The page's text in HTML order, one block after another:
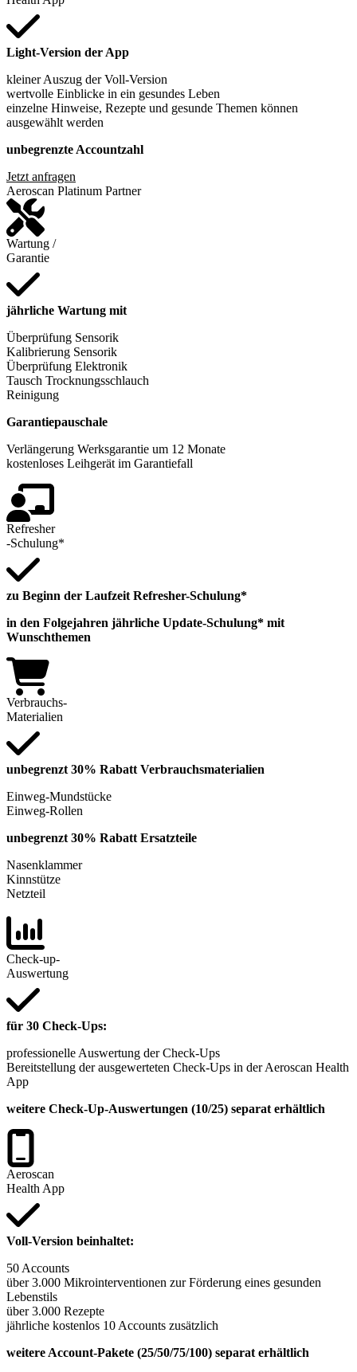
Light-Version der App
kleiner Auszug der Voll-Version
wertvolle Einblicke in ein gesundes Leben
einzelne Hinweise, Rezepte und gesunde Themen können
ausgewählt werden
unbegrenzte Accountzahl
Jetzt anfragen
Aeroscan Platinum Partner
Wartung /
Garantie
jährliche Wartung mit
Überprüfung Sensorik
Kalibrierung Sensorik
Überprüfung Elektronik
Tausch Trocknungsschlauch
Reinigung
Garantiepauschale
Verlängerung Werksgarantie um 12 Monate
kostenloses Leihgerät im Garantiefall
Refresher
-Schulung*
zu Beginn der Laufzeit Refresher-Schulung*
in den Folgejahren jährliche Update-Schulung* mit
Wunschthemen
Verbrauchs-
Materialien
unbegrenzt 30% Rabatt Verbrauchsmaterialien
Einweg-Mundstücke
Einweg-Rollen
unbegrenzt 30% Rabatt Ersatzteile
Nasenklammer
Kinnstütze
Netzteil
Check-up-
Auswertung
für 30 Check-Ups:
professionelle Auswertung der Check-Ups
Bereitstellung der ausgewerteten Check-Ups in der Aeroscan Health
App
weitere Check-Up-Auswertungen (10/25) separat erhältlich
Aeroscan
Health App
Voll-Version beinhaltet:
50 Accounts
über 3.000 Mikrointerventionen zur Förderung eines gesunden
Lebenstils
über 3.000 Rezepte
jährliche kostenlos 10 Accounts zusätzlich
weitere Account-Pakete (25/50/75/100) separat erhältlich